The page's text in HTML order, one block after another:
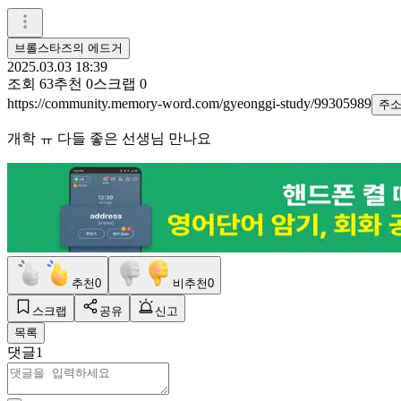
브롤스타즈의 에드거
2025.03.03 18:39
조회 63추천 0스크랩 0
https://community.memory-word.com/gyeonggi-study/99305989 주
개학 ㅠ 다들 좋은 선생님 만나요
추천0 비추천0
스크랩 공유
신고
목록
댓글1